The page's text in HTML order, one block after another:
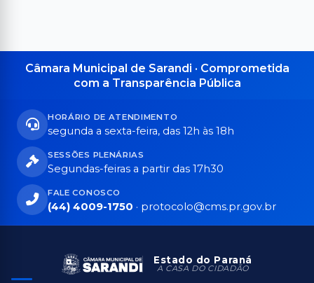
Câmara Municipal de Sarandi · Comprometida
com a Transparência Pública
HORÁRIO DE ATENDIMENTO
segunda a sexta-feira, das 12h às 18h
SESSÕES PLENÁRIAS
Segundas-feiras a partir das 17h30
FALE CONOSCO
(44) 4009-1750 · protocolo@cms.pr.gov.br
Estado do Paraná
A CASA DO CIDADÃO